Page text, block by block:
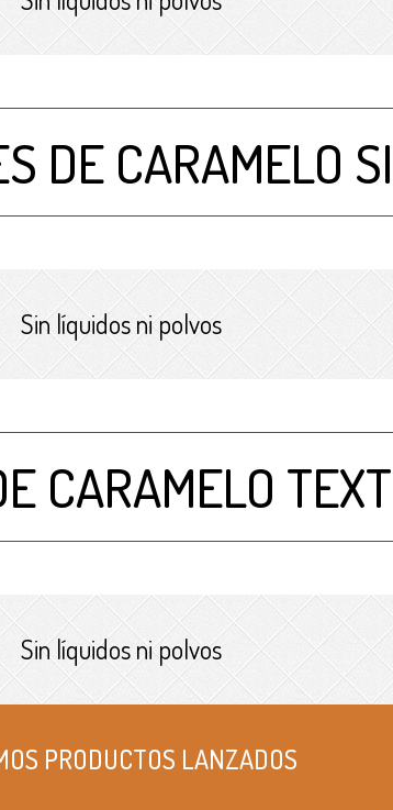
DE CARAMELO
Sin líquidos ni polvos
CARAMELO
Sin líquidos ni polvos
PRODUCTOS LANZADOS